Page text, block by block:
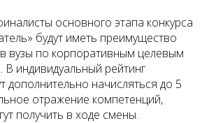
основного этапа конкурса
будут иметь преимущество
вузы по корпоративным целевым
индивидуальный рейтинг
дополнительно начисляться до 5
отражение компетенций,
получить в ходе смены.